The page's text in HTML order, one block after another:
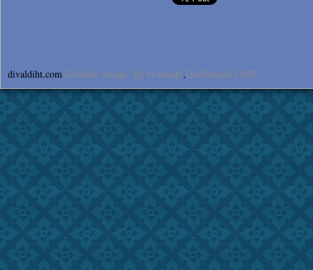
divaldiht.com Grafički dizajn: By N-dizajn,GetSimple CMS